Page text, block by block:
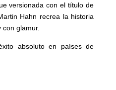
versionada con el título de
Hahn recrea la historia
glamur.
absoluto en países de